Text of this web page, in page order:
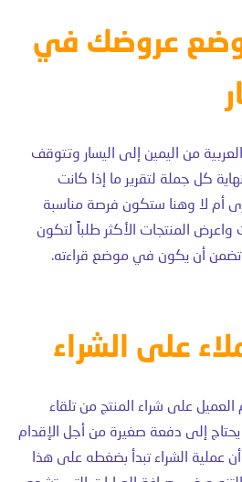
وضع عروضك في
من اليمين إلى اليسار وتتوقف
كل جملة لتقرير ما إذا كانت
أم لا وهنا ستكون فرصة مناسبة
المنتجات الأكثر طلباً لتكون
أن يكون في موضع قراءته.
على شراء المنتج من تلقاء
إلى دفعة صغيرة من أجل الإقدام
عملية الشراء تبدأ بضغطه على هذا